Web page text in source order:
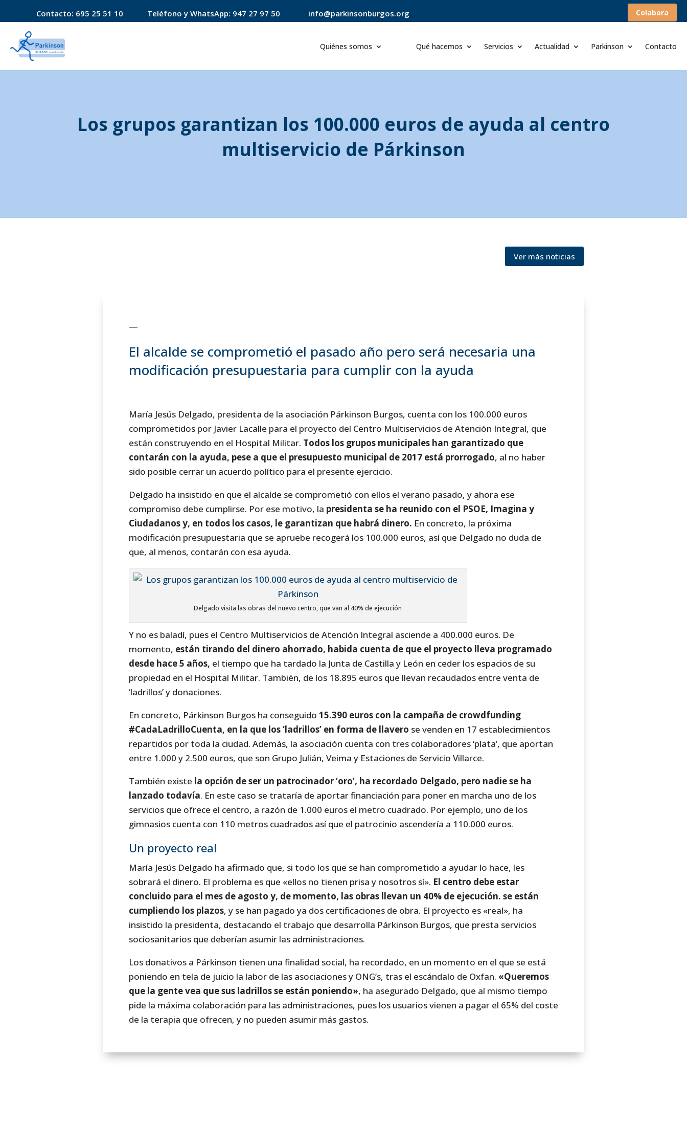
Contacto: 695 25 51 10 Teléfono y WhatsApp: 947 27 97 50 info@parkinsonburgos.org Colabora
Quiénes somos Qué hacemos Servicios Actualidad Parkinson Contacto
Los grupos garantizan los 100.000 euros de ayuda al centro
multiservicio de Párkinson
Ver más noticias
—
El alcalde se comprometió el pasado año pero será necesaria una
modificación presupuestaria para cumplir con la ayuda
María Jesús Delgado, presidenta de la asociación Párkinson Burgos, cuenta con los 100.000 euros
comprometidos por Javier Lacalle para el proyecto del Centro Multiservicios de Atención Integral, que
están construyendo en el Hospital Militar. Todos los grupos municipales han garantizado que
contarán con la ayuda, pese a que el presupuesto municipal de 2017 está prorrogado, al no haber
sido posible cerrar un acuerdo político para el presente ejercicio.
Delgado ha insistido en que el alcalde se comprometió con ellos el verano pasado, y ahora ese
compromiso debe cumplirse. Por ese motivo, la presidenta se ha reunido con el PSOE, Imagina y
Ciudadanos y, en todos los casos, le garantizan que habrá dinero. En concreto, la próxima
modificación presupuestaria que se apruebe recogerá los 100.000 euros, así que Delgado no duda de
que, al menos, contarán con esa ayuda.
Delgado visita las obras del nuevo centro, que van al 40% de ejecución
Y no es baladí, pues el Centro Multiservicios de Atención Integral asciende a 400.000 euros. De
momento, están tirando del dinero ahorrado, habida cuenta de que el proyecto lleva programado
desde hace 5 años, el tiempo que ha tardado la Junta de Castilla y León en ceder los espacios de su
propiedad en el Hospital Militar. También, de los 18.895 euros que llevan recaudados entre venta de
‘ladrillos’ y donaciones.
En concreto, Párkinson Burgos ha conseguido 15.390 euros con la campaña de crowdfunding
#CadaLadrilloCuenta, en la que los ‘ladrillos’ en forma de llavero se venden en 17 establecimientos
repartidos por toda la ciudad. Además, la asociación cuenta con tres colaboradores ‘plata’, que aportan
entre 1.000 y 2.500 euros, que son Grupo Julián, Veima y Estaciones de Servicio Villarce.
También existe la opción de ser un patrocinador ‘oro’, ha recordado Delgado, pero nadie se ha
lanzado todavía. En este caso se trataría de aportar financiación para poner en marcha uno de los
servicios que ofrece el centro, a razón de 1.000 euros el metro cuadrado. Por ejemplo, uno de los
gimnasios cuenta con 110 metros cuadrados así que el patrocinio ascendería a 110.000 euros.
Un proyecto real
María Jesús Delgado ha afirmado que, si todo los que se han comprometido a ayudar lo hace, les
sobrará el dinero. El problema es que «ellos no tienen prisa y nosotros sí». El centro debe estar
concluido para el mes de agosto y, de momento, las obras llevan un 40% de ejecución. se están
cumpliendo los plazos, y se han pagado ya dos certificaciones de obra. El proyecto es «real», ha
insistido la presidenta, destacando el trabajo que desarrolla Párkinson Burgos, que presta servicios
sociosanitarios que deberían asumir las administraciones.
Los donativos a Párkinson tienen una finalidad social, ha recordado, en un momento en el que se está
poniendo en tela de juicio la labor de las asociaciones y ONG’s, tras el escándalo de Oxfan. «Queremos
que la gente vea que sus ladrillos se están poniendo», ha asegurado Delgado, que al mismo tiempo
pide la máxima colaboración para las administraciones, pues los usuarios vienen a pagar el 65% del coste
de la terapia que ofrecen, y no pueden asumir más gastos.